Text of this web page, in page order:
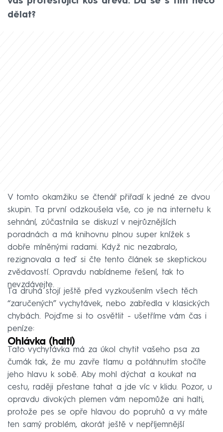
dělat?
V tomto okamžiku se čtenář přiřadí k jedné ze dvou
skupin. Ta první odzkoušela vše, co je na internetu k
sehnání, zúčastnila se diskuzí v nejrůznějších
poradnách a má knihovnu plnou super knížek s
dobře míněnými radami. Když nic nezabralo,
rezignovala a teď si čte tento článek se skeptickou
zvědavostí. Opravdu nabídneme řešení, tak to
nevzdávejte.
Ta druhá stojí ještě před vyzkoušením všech těch
“zaručených” vychytávek, nebo zabředla v klasických
chybách. Pojďme si to osvětlit - ušetříme vám čas i
peníze:
Ohlávka (halti)
Tato vychytávka má za úkol chytit vašeho psa za
čumák tak, že mu zavře tlamu a potáhnutím stočíte
jeho hlavu k sobě. Aby mohl dýchat a koukat na
cestu, raději přestane tahat a jde víc v klidu. Pozor, u
opravdu divokých plemen vám nepomůže ani halti,
protože pes se opře hlavou do popruhů a vy máte
ten samý problém, akorát ještě v nepříjemnější